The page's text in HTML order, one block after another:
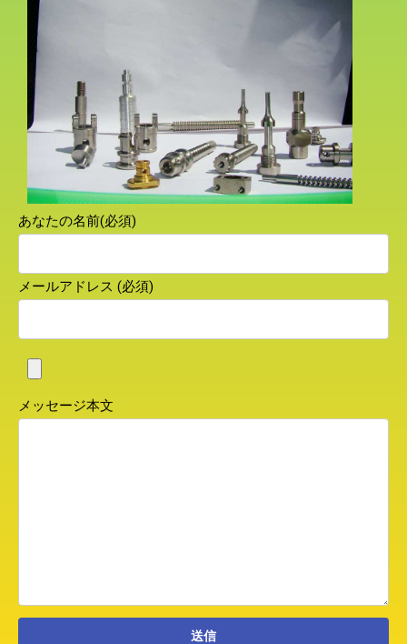
あなたの名前(必須)
メールアドレス (必須)
メッセージ本文